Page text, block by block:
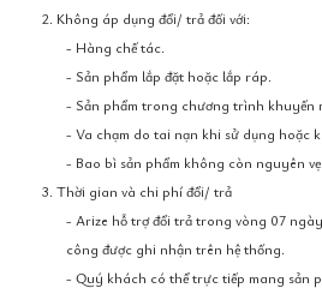
2. Không áp dụng đổi/ trả đối với:
- Hàng chế tác.
- Sản phẩm lắp đặt hoặc lắp ráp.
- Sản phẩm trong chương trình khuyến
- Va chạm do tai nạn khi sử dụng hoặc
- Bao bì sản phẩm không còn nguyên
3. Thời gian và chi phí đổi/ trả
- Arize hỗ trợ đổi trả trong vòng 07
công được ghi nhận trên hệ thống.
- Quý khách có thể trực tiếp mang sản